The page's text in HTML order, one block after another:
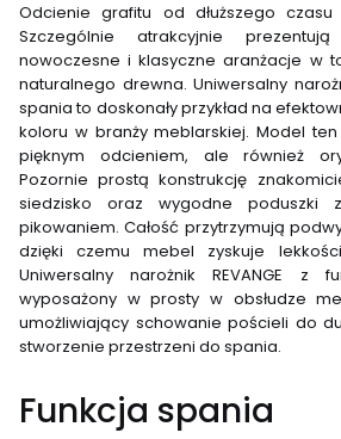
Odcienie grafitu od dłuższego
Szczególnie atrakcyjnie
nowoczesne i klasyczne aranżacje w
naturalnego drewna. Uniwersalny
spania to doskonały przykład na
koloru w branży meblarskiej. Model
pięknym odcieniem, ale również
Pozornie prostą konstrukcję
siedzisko oraz wygodne poduszki z
pikowaniem. Całość przytrzymują
dzięki czemu mebel zyskuje
Uniwersalny narożnik REVANGE z
wyposażony w prosty w obsłudze
umożliwiający schowanie pościeli do
stworzenie przestrzeni do spania.
Funkcja spania